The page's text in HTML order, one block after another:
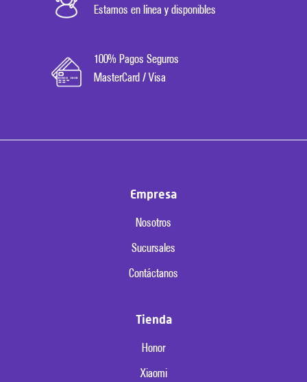
Estamos en línea y disponibles
100% Pagos Seguros
MasterCard / Visa
Empresa
Nosotros
Sucursales
Contáctanos
Tienda
Honor
Xiaomi